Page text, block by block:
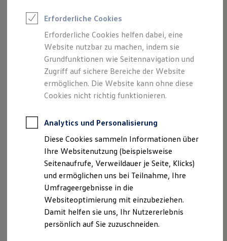
Elektroauto Leasing
Kleinwagen-Leasing
Leasing ohne Anzahlung
Finanzierung
Autokredit mit Schlussrate
Versicherungen und Garantien
Kfz-Versicherung
Restschuldversicherungen
Garantien
Professional Class bei Volkswagen
Behörden
Direktkunden
Sonderfahrzeuge
Anpfiff zum Gewinn
Elektromobilität
Elektroautos
ID. Tutorials
Elektrofahrzeugkonzepte
ID. EVERY1
Reichweite
Impressum
Datenschutzerklärung
Impressum
Amtsgericht Aachen: HRB 12634
Sitz der Gesellschaft: Stolberg
USt-IdNr.: DE236859193
Steuernummer: 202/5808/0658
Hinweis gemäß §36
Verbraucherstreitbeilegungsgesetz (VSBG): Die
zuständige Verbraucherschlichtungsstelle ist die
Universalschlichtungsstelle des Bundes am Zentrum
für Schlichtung e.V. Straßburger Str. 8; 77694 Kehl;
Erforderliche Cookies
Erforderliche Cookies helfen dabei, eine
Website nutzbar zu machen, indem sie
Grundfunktionen wie Seitennavigation und
Zugriff auf sichere Bereiche der Website
ermöglichen. Die Website kann ohne diese
Cookies nicht richtig funktionieren.
Analytics und Personalisierung
Diese Cookies sammeln Informationen über
Ihre Websitenutzung (beispielsweise
Seitenaufrufe, Verweildauer je Seite, Klicks)
und ermöglichen uns bei Teilnahme, Ihre
Umfrageergebnisse in die
Websiteoptimierung mit einzubeziehen.
Damit helfen sie uns, Ihr Nutzererlebnis
persönlich auf Sie zuzuschneiden.